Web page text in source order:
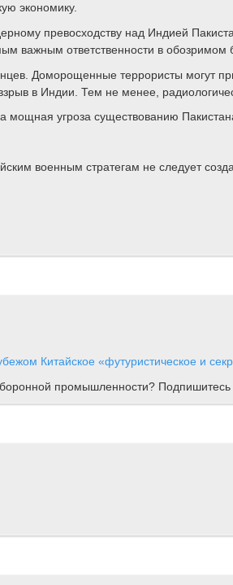
экономику.
превосходству над Индией
важным ответственности в обозримом
Доморощенные террористы могут
в Индии. Тем не менее,
мощная угроза существованию
военным стратегам не следует
Китайское «футуристическое и
промышленности?